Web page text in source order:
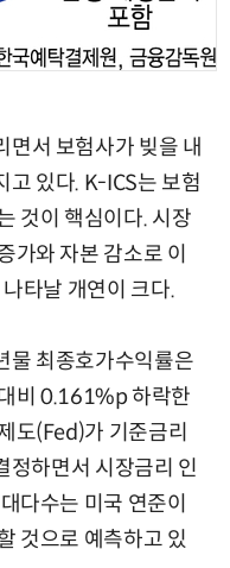
면서 보험사가 빚을 내
고 있다. K-ICS는 보험
것이 핵심이다. 시장
가와 자본 감소로 이
타날 개연이 크다.
물 최종호가수익률은
비 0.161%p 하락한
도(Fed)가 기준금리
하면서 시장금리 인
다수는 미국 연준이
것으로 예측하고 있